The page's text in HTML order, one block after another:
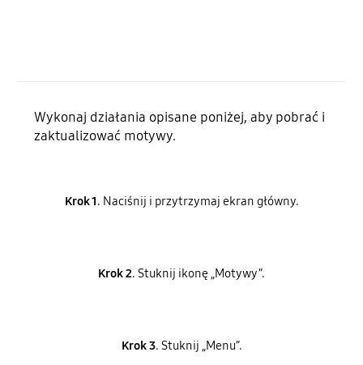
Wykonaj działania opisane poniżej, aby pobrać i
zaktualizować motywy.
Krok 1. Naciśnij i przytrzymaj ekran główny.
Krok 2. Stuknij ikonę „Motywy”.
Krok 3. Stuknij „Menu”.